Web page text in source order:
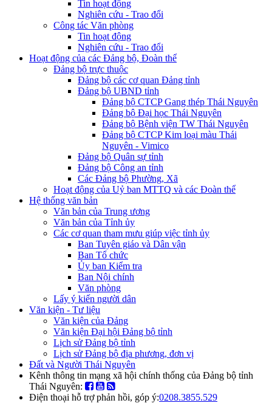
Tin hoạt động
Nghiên cứu - Trao đổi
Công tác Văn phòng
Tin hoạt động
Nghiên cứu - Trao đổi
Hoạt động của các Đảng bộ, Đoàn thể
Đảng bộ trực thuộc
Đảng bộ các cơ quan Đảng tỉnh
Đảng bộ UBND tỉnh
Đảng bộ CTCP Gang thép Thái Nguyên
Đảng bộ Đại học Thái Nguyên
Đảng bộ Bệnh viện TW Thái Nguyên
Đảng bộ CTCP Kim loại màu Thái
Nguyên - Vimico
Đảng bộ Quân sự tỉnh
Đảng bộ Công an tỉnh
Các Đảng bộ Phường, Xã
Hoạt động của Uỷ ban MTTQ và các Đoàn thể
Hệ thống văn bản
Văn bản của Trung ương
Văn bản của Tỉnh ủy
Các cơ quan tham mưu giúp việc tỉnh ủy
Ban Tuyên giáo và Dân vận
Ban Tổ chức
Ủy ban Kiểm tra
Ban Nội chính
Văn phòng
Lấy ý kiến người dân
Văn kiện - Tư liệu
Văn kiện của Đảng
Văn kiện Đại hội Đảng bộ tỉnh
Lịch sử Đảng bộ tỉnh
Lịch sử Đảng bộ địa phương, đơn vị
Đất và Người Thái Nguyên
Kênh thông tin mạng xã hội chính thống của Đảng bộ tỉnh
Thái Nguyên:
Điện thoại hỗ trợ phản hồi, góp ý:0208.3855.529